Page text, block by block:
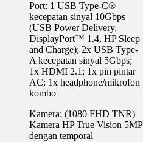
Port: 1 USB Type-C®️
kecepatan sinyal 10Gbps
(USB Power Delivery,
DisplayPort™️ 1.4, HP Sleep
and Charge); 2x USB Type-
A kecepatan sinyal 5Gbps;
1x HDMI 2.1; 1x pin pintar
AC; 1x headphone/mikrofon
kombo
Kamera: (1080 FHD TNR)
Kamera HP True Vision 5MP
dengan temporal